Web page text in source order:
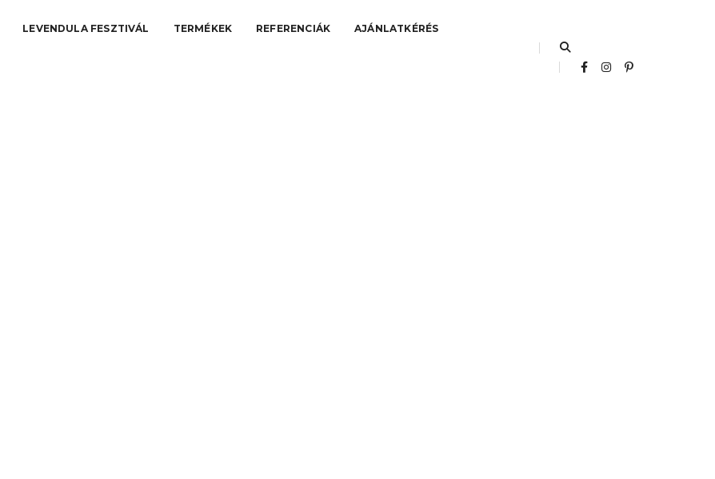
LEVENDULA FESZTIVÁL TERMÉKEK REFERENCIÁK AJÁNLATKÉRÉS